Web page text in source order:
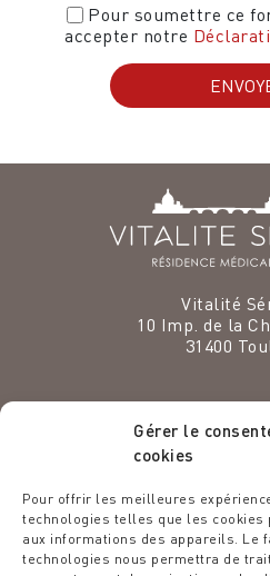
Gérer le
cookies
Pour offrir les meilleures
technologies telles que les cookies
aux informations des appareils. Le
technologies nous permettra de
Pour soumettre ce
accepter notre
Vitalité
10 Imp. de la
31400
CHEZ
Espace